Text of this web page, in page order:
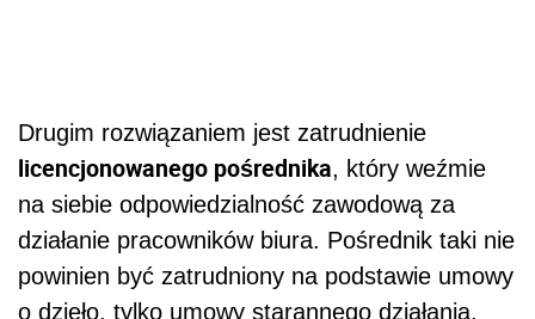
Drugim rozwiązaniem jest zatrudnienie
licencjonowanego pośrednika, który weźmie
na siebie odpowiedzialność zawodową za
działanie pracowników biura. Pośrednik taki nie
powinien być zatrudniony na podstawie umowy
o dzieło, tylko umowy starannego działania,